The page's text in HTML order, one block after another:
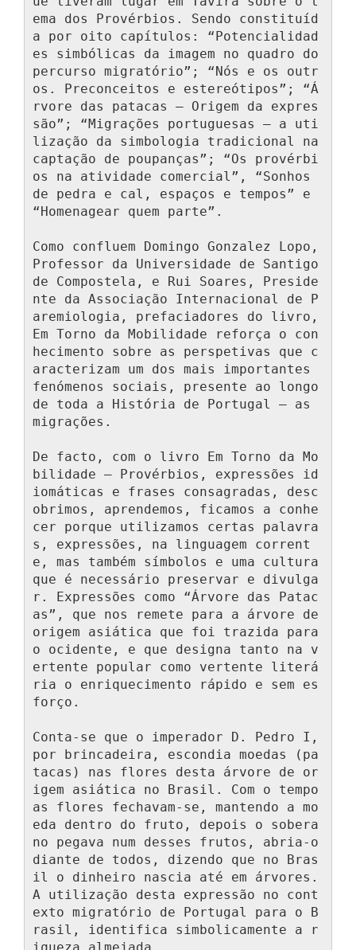
ema dos Provérbios. Sendo constituíd
a por oito capítulos: “Potencialidad
es simbólicas da imagem no quadro do
percurso migratório”; “Nós e os outr
os. Preconceitos e estereótipos”; “Á
rvore das patacas – Origem da expres
são”; “Migrações portuguesas – a uti
lização da simbologia tradicional na
captação de poupanças”; “Os provérbi
os na atividade comercial”, “Sonhos
de pedra e cal, espaços e tempos” e
“Homenagear quem parte”.
Como confluem Domingo Gonzalez Lopo,
Professor da Universidade de Santigo
de Compostela, e Rui Soares, Preside
nte da Associação Internacional de P
aremiologia, prefaciadores do livro,
Em Torno da Mobilidade reforça o con
hecimento sobre as perspetivas que c
aracterizam um dos mais importantes
fenómenos sociais, presente ao longo
de toda a História de Portugal – as
migrações.
De facto, com o livro Em Torno da Mo
bilidade – Provérbios, expressões id
iomáticas e frases consagradas, desc
obrimos, aprendemos, ficamos a conhe
cer porque utilizamos certas palavra
s, expressões, na linguagem corrent
e, mas também símbolos e uma cultura
que é necessário preservar e divulga
r. Expressões como “Árvore das Patac
as”, que nos remete para a árvore de
origem asiática que foi trazida para
o ocidente, e que designa tanto na v
ertente popular como vertente literá
ria o enriquecimento rápido e sem es
forço.
Conta-se que o imperador D. Pedro I,
por brincadeira, escondia moedas (pa
tacas) nas flores desta árvore de or
igem asiática no Brasil. Com o tempo
as flores fechavam-se, mantendo a mo
eda dentro do fruto, depois o sobera
no pegava num desses frutos, abria-o
diante de todos, dizendo que no Bras
il o dinheiro nascia até em árvores.
A utilização desta expressão no cont
exto migratório de Portugal para o B
rasil, identifica simbolicamente a r